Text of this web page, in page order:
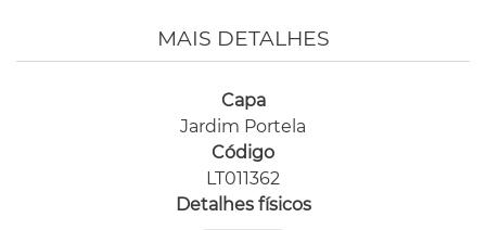
MAIS DETALHES
Capa
Jardim Portela
Código
LT011362
Detalhes físicos